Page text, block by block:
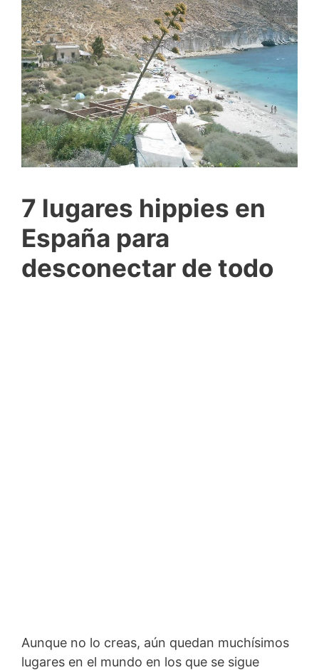
7 lugares hippies en
España para
desconectar de todo
Aunque no lo creas, aún quedan muchísimos
lugares en el mundo en los que se sigue